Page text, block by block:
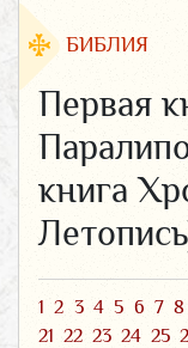
БИБЛИЯ
Первая
книга
1 2 3 4 5 6 7 8
21 22 23 24 25